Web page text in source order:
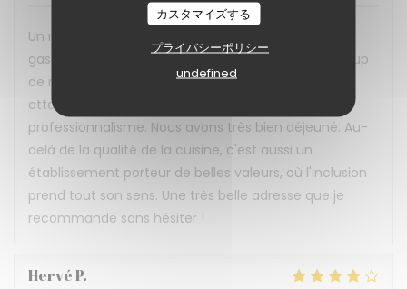
カスタマイズする
プライバシーポリシー
undefined
Un restaurant qui prouve qu'on peut allier
gastronomie, convivialité et inclusion avec beaucoup
de réussite ! L'accueil est chaleureux, le service
attentionné et réalisé avec beaucoup de
professionnalisme. Nous avons très bien déjeuné. Au-
delà de la qualité de la cuisine, c'est aussi un
établissement porteur de belles valeurs, où l'inclusion
prend tout son sens. Une très belle adresse que je
recommande sans hésiter !
HervéP